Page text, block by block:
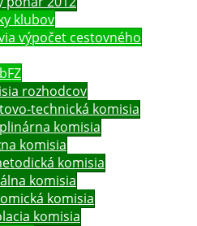
klubov
výpočet cestovného
rozhodcov
technická komisia
komisia
komisia
komisia
komisia
komisia
komisia